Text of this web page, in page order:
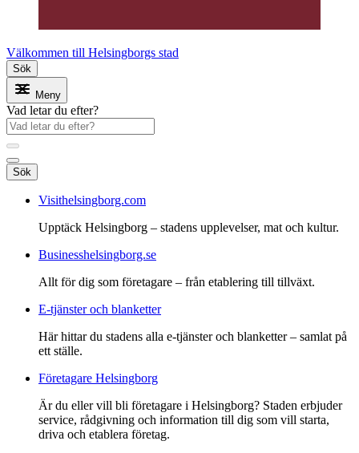
Välkommen till Helsingborgs stad
Sök
Meny
Vad letar du efter?
Sök
Visithelsingborg.com
Upptäck Helsingborg – stadens upplevelser, mat och kultur.
Businesshelsingborg.se
Allt för dig som företagare – från etablering till tillväxt.
E-tjänster och blanketter
Här hittar du stadens alla e-tjänster och blanketter – samlat på
ett ställe.
Företagare Helsingborg
Är du eller vill bli företagare i Helsingborg? Staden erbjuder
service, rådgivning och information till dig som vill starta,
driva och etablera företag.